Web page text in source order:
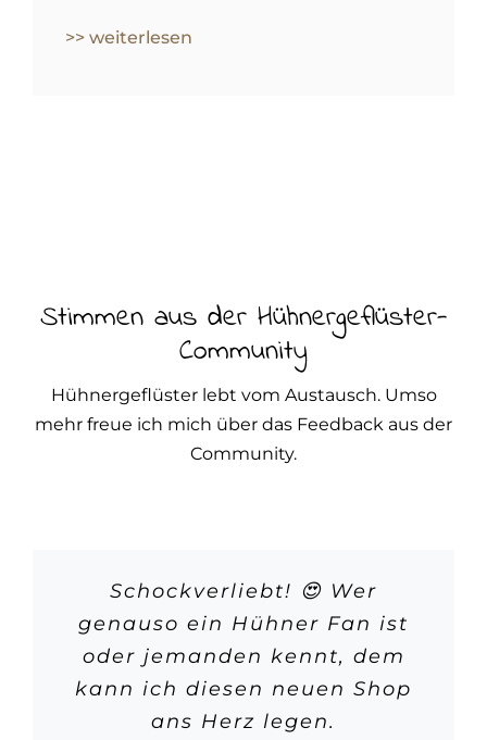
>> weiterlesen
Stimmen aus der Hühnergeflüster-
Community
Hühnergeflüster lebt vom Austausch. Umso
mehr freue ich mich über das Feedback aus der
Community.
Schockverliebt! 😍 Wer
genauso ein Hühner Fan ist
oder jemanden kennt, dem
kann ich diesen neuen Shop
ans Herz legen.